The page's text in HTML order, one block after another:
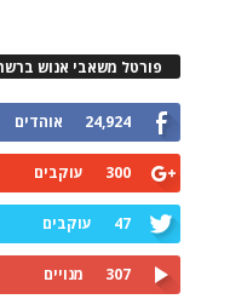
משאבי אנוש ברשתות החברתיות
אוהדים
עוקבים
עוקבים
מנויים